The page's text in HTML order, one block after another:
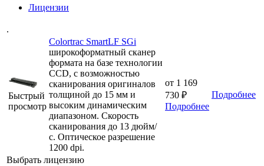
Лицензии
.
Быстрый
просмотр
Colortrac SmartLF SGi
широкоформатный сканер
формата на базе технологии
CCD, с возможностью
сканирования оригиналов
толщиной до 15 мм и
высоким динамическим
диапазоном. Скорость
сканирования до 13 дюйм/
с. Оптическое разрешение
1200 dpi.
от 1 169
730 ₽
Подробнее
Подробнее
Выбрать лицензию